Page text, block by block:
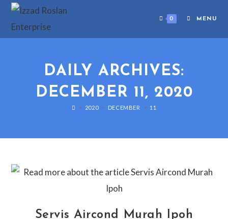
0 MENU
DAILY ARCHIVES:
DECEMBER 11, 2020
> 2020 > DECEMBER > 11
Servis Aircond Murah Ipoh